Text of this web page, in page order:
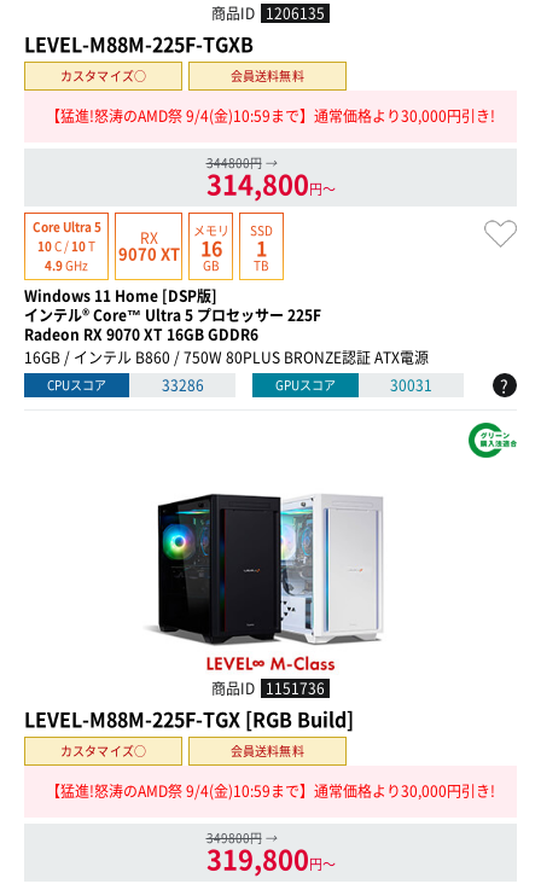
商品ID 1206135
LEVEL-M88M-225F-TGXB
カスタマイズ○ 会員送料無料
【猛進!怒涛のAMD祭 9/4(金)10:59まで】通常価格より30,000円引き!
344800円 →
314,800円〜
Core Ultra 5
10C /10T
4.9GHz
RX
9070 XT
メモリ
16
GB
SSD
1
TB
Windows 11 Home [DSP版]
インテル® Core™ Ultra 5 プロセッサー 225F
Radeon RX 9070 XT 16GB GDDR6
16GB / インテル B860 / 750W 80PLUS BRONZE認証 ATX電源
CPUスコア 33286 GPUスコア 30031 ?
商品ID 1151736
LEVEL-M88M-225F-TGX [RGB Build]
カスタマイズ○ 会員送料無料
【猛進!怒涛のAMD祭 9/4(金)10:59まで】通常価格より30,000円引き!
349800円 →
319,800円〜